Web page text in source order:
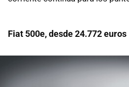
Fiat 500e, desde 24.772 euros